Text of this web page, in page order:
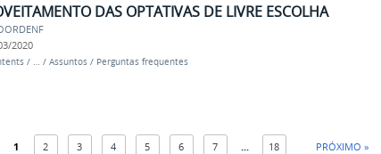
DAS OPTATIVAS DE LIVRE ESCOLHA
2020
/ … / Assuntos / Perguntas frequentes
1 2 3 4 5 6 7 18 PRÓXIMO »